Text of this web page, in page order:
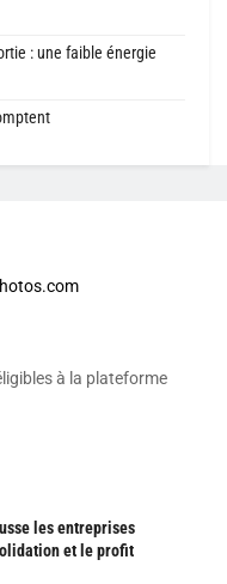
: une faible énergie
à la plateforme
les entreprises
et le profit